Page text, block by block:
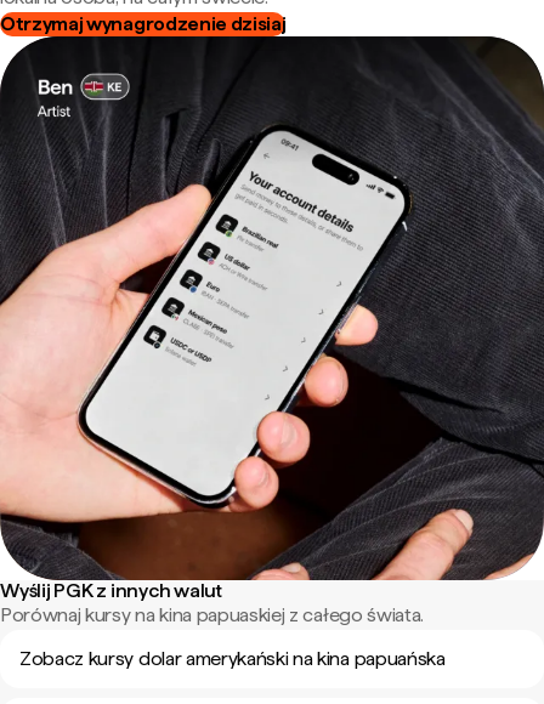
Otrzymaj wynagrodzenie dzisiaj
Wyślij PGK z innych walut
Porównaj kursy na kina papuaskiej z całego świata.
Zobacz kursy dolar amerykański na kina papuańska